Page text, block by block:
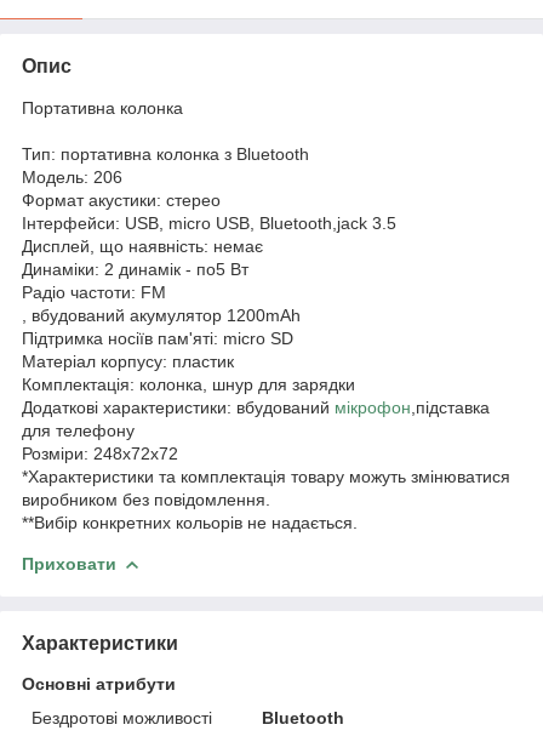
Опис
Портативна колонка
Тип: портативна колонка з Bluetooth
Модель: 206
Формат акустики: стерео
Інтерфейси: USB, micro USB, Bluetooth,jack 3.5
Дисплей, що наявність: немає
Динаміки: 2 динамік - по5 Вт
Радіо частоти: FM
, вбудований акумулятор 1200mAh
Підтримка носіїв пам'яті: micro SD
Матеріал корпусу: пластик
Комплектація: колонка, шнур для зарядки
Додаткові характеристики: вбудований мікрофон ,підставка
для телефону
Розміри: 248х72х72
*Характеристики та комплектація товару можуть змінюватися
виробником без повідомлення.
**Вибір конкретних кольорів не надається.
Приховати
Характеристики
Основні атрибути
Бездротові можливості
Bluetooth